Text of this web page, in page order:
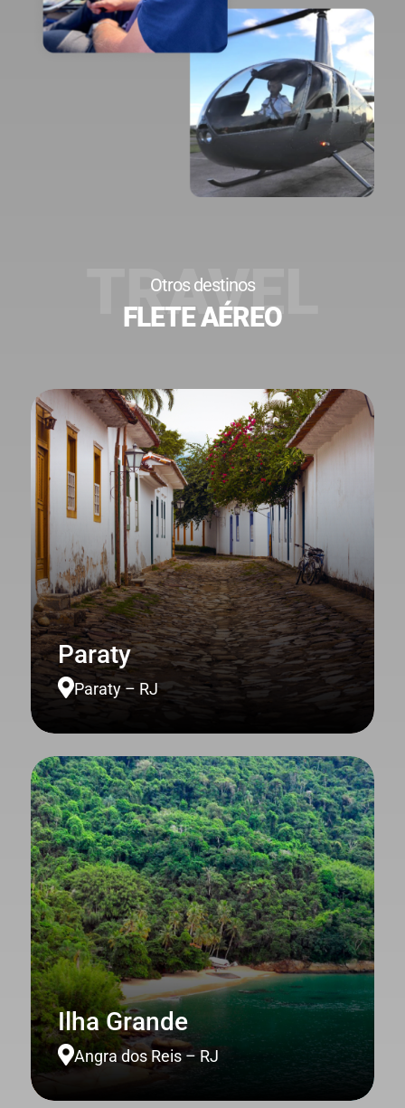
Otros destinos
FLETE AÉREO
Paraty
Paraty – RJ
Ilha Grande
Angra dos Reis – RJ